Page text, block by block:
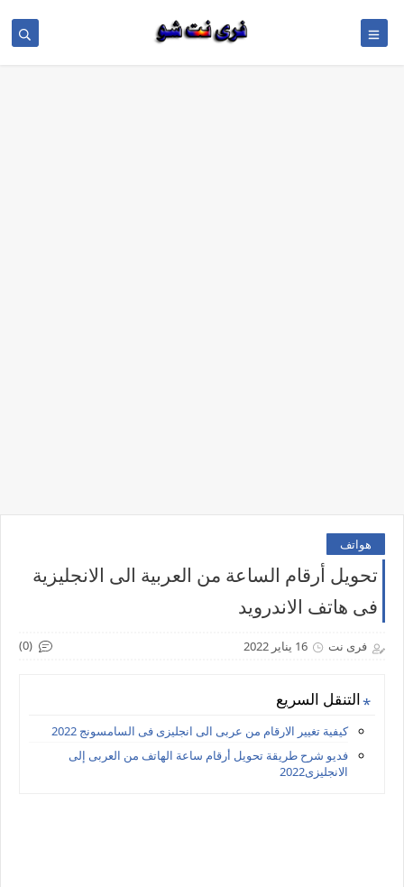
هواتف
تحويل أرقام الساعة من العربية الى الانجليزية
فى هاتف الاندرويد
فرى نت 16 يناير 2022 (0)
التنقل السريع
كيفية تغيير الارقام من عربى الى انجليزى فى السامسونج 2022
فديو شرح طريقة تحويل أرقام ساعة الهاتف من العربى إلى
الانجليزى2022